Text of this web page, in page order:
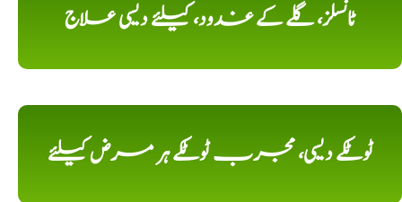
ٹانسلز، گلے کے غدود، کیلئے دیسی علاج
ٹوٹکے دیسی، مجرب ٹوٹکے ہر مرض کیلئے